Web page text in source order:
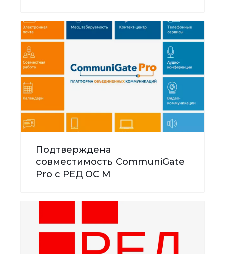
Подтверждена
совместимость CommuniGate
Pro с РЕД ОС М